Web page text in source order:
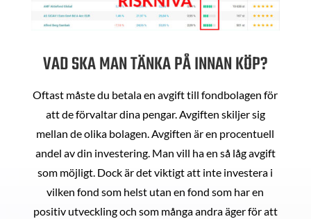
VAD SKA MAN TÄNKA PÅ INNAN KÖP?
Oftast måste du betala en avgift till fondbolagen för
att de förvaltar dina pengar. Avgiften skiljer sig
mellan de olika bolagen. Avgiften är en procentuell
andel av din investering. Man vill ha en så låg avgift
som möjligt. Dock är det viktigt att inte investera i
vilken fond som helst utan en fond som har en
positiv utveckling och som många andra äger för att